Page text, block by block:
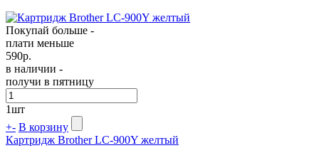
Покупай больше -
плати меньше
590р.
в наличии -
получи в пятницу
1шт
+- В корзину
Картридж Brother LC-900Y желтый